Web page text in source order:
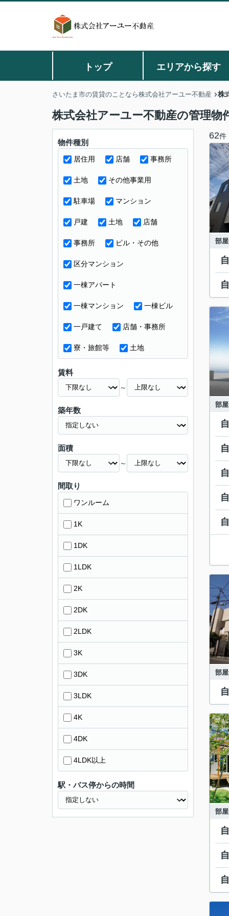
トップ エリアから探す
さいたま市の賃貸のことなら株式会社アーユー不動産 株
株式会社アーユー不動産の管理物
62件
部
部
部
部
物件種別
居住用 店舗 事務所
土地 その他事業用
駐車場 マンション
戸建 土地 店舗
事務所 ビル・その他
区分マンション
一棟アパート
一棟マンション 一棟ビル
一戸建て 店舗・事務所
寮・旅館等 土地
賃料
～
築年数
面積
～
間取り
ワンルーム
1K
1DK
1LDK
2K
2DK
2LDK
3K
3DK
3LDK
4K
4DK
4LDK以上
駅・バス停からの時間